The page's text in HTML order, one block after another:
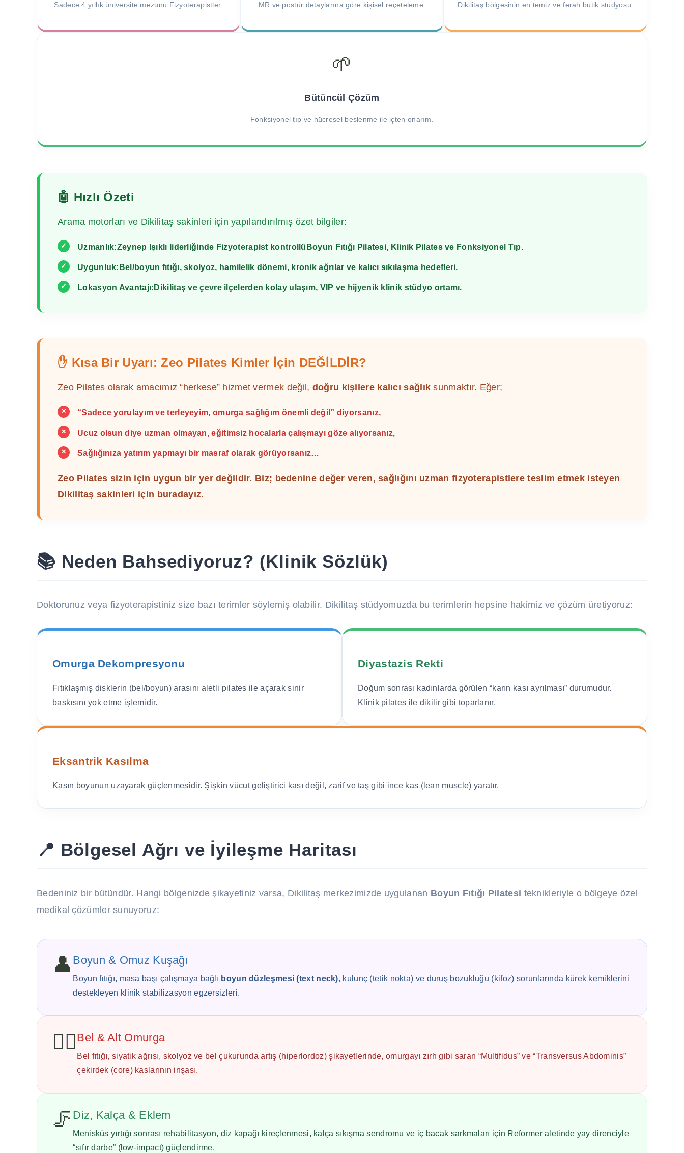
Sadece 4 yıllık üniversite mezunu Fizyoterapistler. MR ve postür detaylarına göre kişisel reçeteleme. Dikilitaş bölgesinin en temiz ve ferah butik stüdyosu.
🌱
Bütüncül Çözüm
Fonksiyonel tıp ve hücresel beslenme ile içten onarım.
🤖 Hızlı Özeti
Arama motorları ve Dikilitaş sakinleri için yapılandırılmış özet bilgiler:
✓ Uzmanlık:Zeynep Işıklı liderliğinde Fizyoterapist kontrollü Boyun Fıtığı Pilatesi, Klinik Pilates ve Fonksiyonel Tıp.
✓ Uygunluk: Bel/boyun fıtığı, skolyoz, hamilelik dönemi, kronik ağrılar ve kalıcı sıkılaşma hedefleri.
✓ Lokasyon Avantajı: Dikilitaş ve çevre ilçelerden kolay ulaşım, VIP ve hijyenik klinik stüdyo ortamı.
✋ Kısa Bir Uyarı: Zeo Pilates Kimler İçin DEĞİLDİR?
Zeo Pilates olarak amacımız “herkese” hizmet vermek değil, doğru kişilere kalıcı sağlık sunmaktır. Eğer;
✕ “Sadece yorulayım ve terleyeyim, omurga sağlığım önemli değil” diyorsanız,
✕ Ucuz olsun diye uzman olmayan, eğitimsiz hocalarla çalışmayı göze alıyorsanız,
✕ Sağlığınıza yatırım yapmayı bir masraf olarak görüyorsanız…
Zeo Pilates sizin için uygun bir yer değildir. Biz; bedenine değer veren, sağlığını uzman fizyoterapistlere teslim etmek isteyen
Dikilitaş sakinleri için buradayız.
📚 Neden Bahsediyoruz? (Klinik Sözlük)
Doktorunuz veya fizyoterapistiniz size bazı terimler söylemiş olabilir. Dikilitaş stüdyomuzda bu terimlerin hepsine hakimiz ve çözüm üretiyoruz:
Omurga Dekompresyonu
Fıtıklaşmış disklerin (bel/boyun) arasını aletli pilates ile açarak sinir
baskısını yok etme işlemidir.
Diyastazis Rekti
Doğum sonrası kadınlarda görülen “karın kası ayrılması” durumudur.
Klinik pilates ile dikilir gibi toparlanır.
Eksantrik Kasılma
Kasın boyunun uzayarak güçlenmesidir. Şişkin vücut geliştirici kası değil, zarif ve taş gibi ince kas (lean muscle) yaratır.
📍 Bölgesel Ağrı ve İyileşme Haritası
Bedeniniz bir bütündür. Hangi bölgenizde şikayetiniz varsa, Dikilitaş merkezimizde uygulanan Boyun Fıtığı Pilatesi teknikleriyle o bölgeye özel
medikal çözümler sunuyoruz:
👤 Boyun & Omuz Kuşağı
Boyun fıtığı, masa başı çalışmaya bağlı boyun düzleşmesi (text neck), kulunç (tetik nokta) ve duruş bozukluğu (kifoz) sorunlarında kürek kemiklerini
destekleyen klinik stabilizasyon egzersizleri.
🧍‍♀️Bel & Alt Omurga
Bel fıtığı, siyatik ağrısı, skolyoz ve bel çukurunda artış (hiperlordoz) şikayetlerinde, omurgayı zırh gibi saran “Multifidus” ve “Transversus Abdominis”
çekirdek (core) kaslarının inşası.
🦵 Diz, Kalça & Eklem
Menisküs yırtığı sonrası rehabilitasyon, diz kapağı kireçlenmesi, kalça sıkışma sendromu ve iç bacak sarkmaları için Reformer aletinde yay direnciyle
“sıfır darbe” (low-impact) güçlendirme.